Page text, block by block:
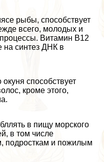
рыбы, способствует
всего, молодых и
Витамин В12
на синтез ДНК в
способствует
кроме этого,
в пищу морского
в том числе
подросткам и пожилым